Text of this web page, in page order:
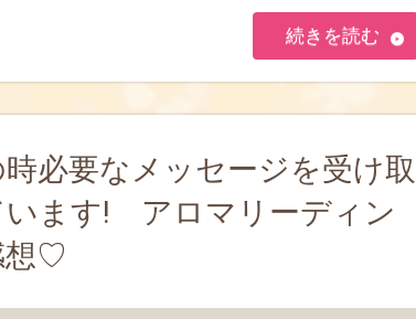
続きを読む
必要なメッセージを受け取
います! アロマリーディン
想♡